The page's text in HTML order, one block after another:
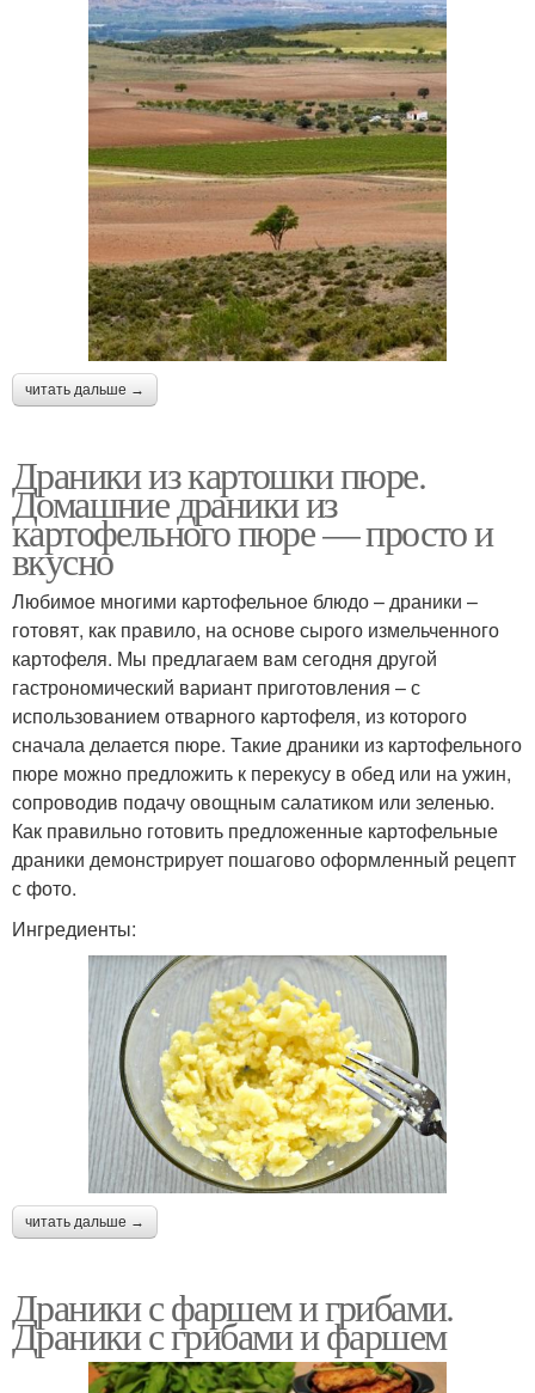
читать дальше →
Драники из картошки пюре.
Домашние драники из
картофельного пюре — просто и
вкусно
Любимое многими картофельное блюдо – драники –
готовят, как правило, на основе сырого измельченного
картофеля. Мы предлагаем вам сегодня другой
гастрономический вариант приготовления – с
использованием отварного картофеля, из которого
сначала делается пюре. Такие драники из картофельного
пюре можно предложить к перекусу в обед или на ужин,
сопроводив подачу овощным салатиком или зеленью.
Как правильно готовить предложенные картофельные
драники демонстрирует пошагово оформленный рецепт
с фото.
Ингредиенты:
читать дальше →
Драники с фаршем и грибами.
Драники с грибами и фаршем